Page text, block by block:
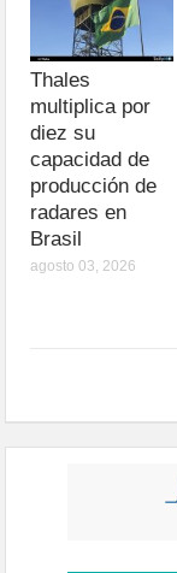
Thales
multiplica por
diez su
capacidad de
producción de
radares en
Brasil
agosto 03, 2026